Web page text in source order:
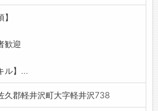
ュー
ィッチ
（スプレッド）
ーオイル
（プリンなど）
りスープ製造もあり！
】
歓迎
ル】...
久郡軽井沢町大字軽井沢738